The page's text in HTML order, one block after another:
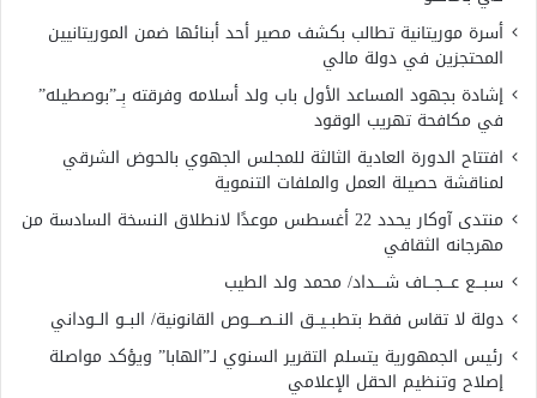
أسرة موريتانية تطالب بكشف مصير أحد أبنائها ضمن الموريتانيين
المحتجزين في دولة مالي
إشادة بجهود المساعد الأول باب ولد أسلامه وفرقته بِــ”بوصطيله”
في مكافحة تهريب الوقود
افتتاح الدورة العادية الثالثة للمجلس الجهوي بالحوض الشرقي
لمناقشة حصيلة العمل والملفات التنموية
منتدى آوكار يحدد 22 أغسطس موعدًا لانطلاق النسخة السادسة من
مهرجانه الثقافي
سبـــع عـــجـــاف شــــداد/ محمد ولد الطيب
دولة لا تقاس فقط بتطبــيــق النــصــــوص القانونية/ البــو الــوداني
رئيس الجمهورية يتسلم التقرير السنوي لـ”الهابا” ويؤكد مواصلة
إصلاح وتنظيم الحقل الإعلامي